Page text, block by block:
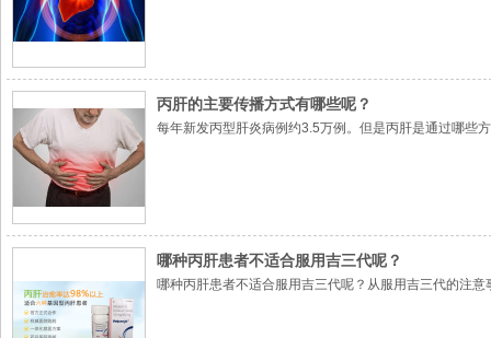
丙肝的主要传播方式有哪些呢？
每年新发丙型肝炎病例约3.5万例。但是丙肝是通过哪些
哪种丙肝患者不适合服用吉三代呢？
哪种丙肝患者不适合服用吉三代呢？从服用吉三代的注